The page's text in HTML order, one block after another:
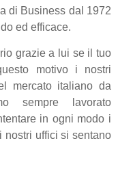
di Business dal 1972
ed efficace.
grazie a lui se il tuo
motivo i nostri
mercato italiano da
sempre lavorato
in ogni modo i
nostri uffici si sentano